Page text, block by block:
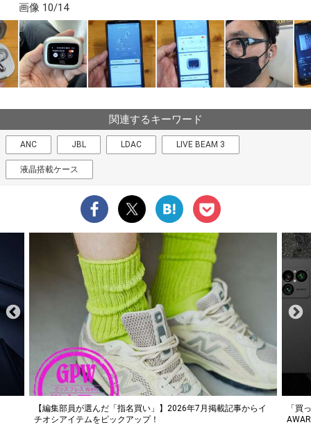
画像 10/14
関連するキーワード
ANC JBL LDAC LIVE BEAM 3
液晶搭載ケース
「買って損なし」の極上スマホ5選【GoodsPress 2026上半期
AWARD】
薄着